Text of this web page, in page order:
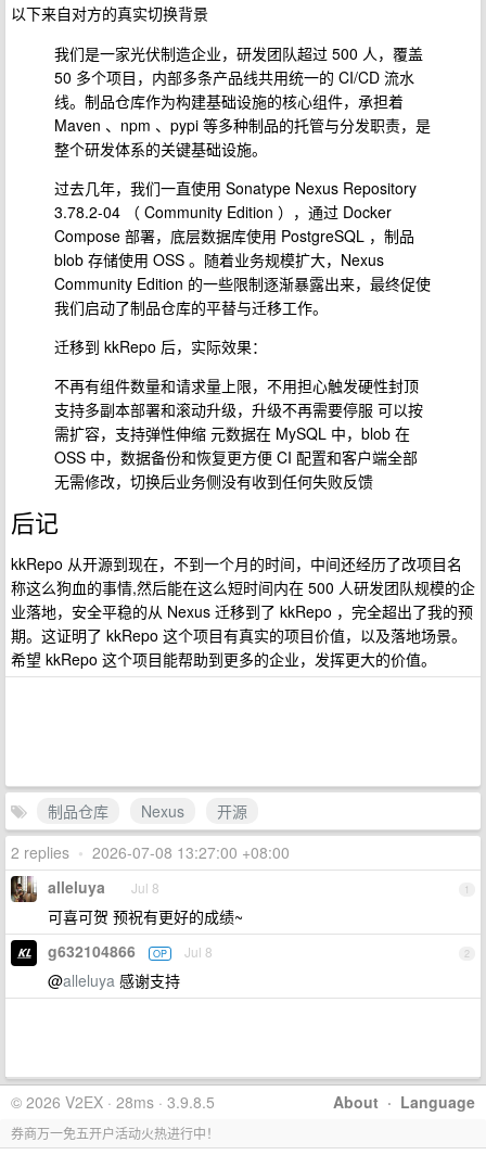
以下来自对方的真实切换背景
我们是一家光伏制造企业，研发团队超过 500 人，覆盖
50 多个项目，内部多条产品线共用统一的 CI/CD 流水
线。制品仓库作为构建基础设施的核心组件，承担着
Maven 、npm 、pypi 等多种制品的托管与分发职责，是
整个研发体系的关键基础设施。
过去几年，我们一直使用 Sonatype Nexus Repository
3.78.2-04 （ Community Edition ），通过 Docker
Compose 部署，底层数据库使用 PostgreSQL ，制品
blob 存储使用 OSS 。随着业务规模扩大，Nexus
Community Edition 的一些限制逐渐暴露出来，最终促使
我们启动了制品仓库的平替与迁移工作。
迁移到 kkRepo 后，实际效果：
不再有组件数量和请求量上限，不用担心触发硬性封顶
支持多副本部署和滚动升级，升级不再需要停服 可以按
需扩容，支持弹性伸缩 元数据在 MySQL 中，blob 在
OSS 中，数据备份和恢复更方便 CI 配置和客户端全部
无需修改，切换后业务侧没有收到任何失败反馈
后记
kkRepo 从开源到现在，不到一个月的时间，中间还经历了改项目名
称这么狗血的事情,然后能在这么短时间内在 500 人研发团队规模的企
业落地，安全平稳的从 Nexus 迁移到了 kkRepo ，完全超出了我的预
期。这证明了 kkRepo 这个项目有真实的项目价值，以及落地场景。
希望 kkRepo 这个项目能帮助到更多的企业，发挥更大的价值。
制品仓库 Nexus
开源
2 replies • 2026-07-08 13:27:00 +08:00
1
alleluya Jul 8
可喜可贺 预祝有更好的成绩~
2
g632104866 OP Jul 8
@alleluya 感谢支持
About · Language
© 2026 V2EX · 28ms · 3.9.8.5
券商万一免五开户活动火热进行中！